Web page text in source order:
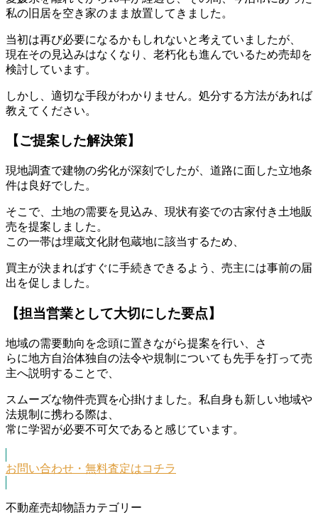
私の旧居を空き家のまま放置してきました。
当初は再び必要になるかもしれないと考えていましたが、
現在その見込みはなくなり、老朽化も進んでいるため売却を
検討しています。
しかし、適切な手段がわかりません。処分する方法があれば
教えてください。
【ご提案した解決策】
現地調査で建物の劣化が深刻でしたが、道路に面した立地条
件は良好でした。
そこで、土地の需要を見込み、現状有姿での古家付き土地販
売を提案しました。
この一帯は埋蔵文化財包蔵地に該当するため、
買主が決まればすぐに手続きできるよう、売主には事前の届
出を促しました。
【担当営業として大切にした要点】
地域の需要動向を念頭に置きながら提案を行い、さ
らに地方自治体独自の法令や規制についても先手を打って売
主へ説明することで、
スムーズな物件売買を心掛けました。私自身も新しい地域や
法規制に携わる際は、
常に学習が必要不可欠であると感じています。
お問い合わせ・無料査定はコチラ
不動産売却物語カテゴリー